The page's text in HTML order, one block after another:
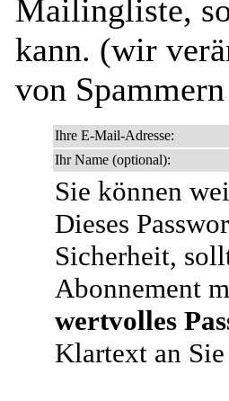
Mailingliste,
kann. (wir
von
Ihre E-Mail-Adresse:
Ihr Name (optional):
Sie können
Dieses
Sicherheit,
Abonnement
wertvolles
Klartext an